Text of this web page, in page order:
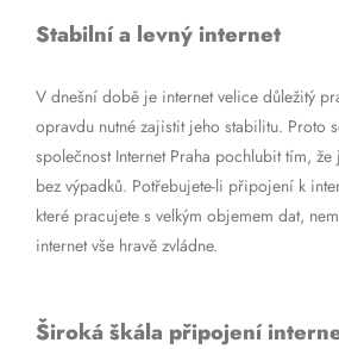
Stabilní a levný internet
V dnešní době je internet velice důležitý
opravdu nutné zajistit jeho stabilitu. Proto
společnost Internet Praha pochlubit tím,
bez výpadků. Potřebujete-li připojení k
které pracujete s velkým objemem dat,
internet vše hravě zvládne.
Široká škála připojení